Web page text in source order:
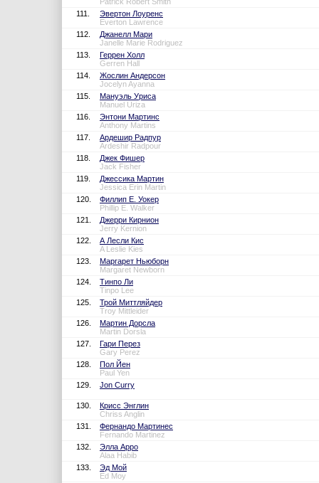
111.
Эвертон Лоуренс
Everton Lawrence
112.
Джанелл Мари
Janelle Marie Rodriguez
113.
Геррен Холл
Gerren Hall
114.
Жослин Андерсон
Jocelyn Ayanna
115.
Мануэль Уриса
Manuel Uriza
116.
Энтони Мартинс
Anthony Martins
117.
Ардешир Радпур
Ardeshir Radpour
118.
Джек Фишер
Jack Fisher
119.
Джессика Мартин
Jessica Erin Martin
120.
Филлип Е. Уокер
Phillip E. Walker
121.
Джерри Кирнион
Jerry Kernion
122.
А Лесли Кис
A Leslie Kies
123.
Маргарет Ньюборн
Margaret Newborn
124.
Тинпо Ли
Tinpo Lee
125.
Трой Миттляйдер
Troy Mittleider
126.
Мартин Дорсла
Martin Dorsla
127.
Гари Перез
Gary Perez
128.
Пол Йен
Paul Yen
129.
Jon Curry
130.
Крисс Энглин
Chriss Anglin
131.
Фернандо Мартинес
Fernando Martinez
132.
Элла Арро
Alaa Habib
133.
Эд Мой
Ed Moy